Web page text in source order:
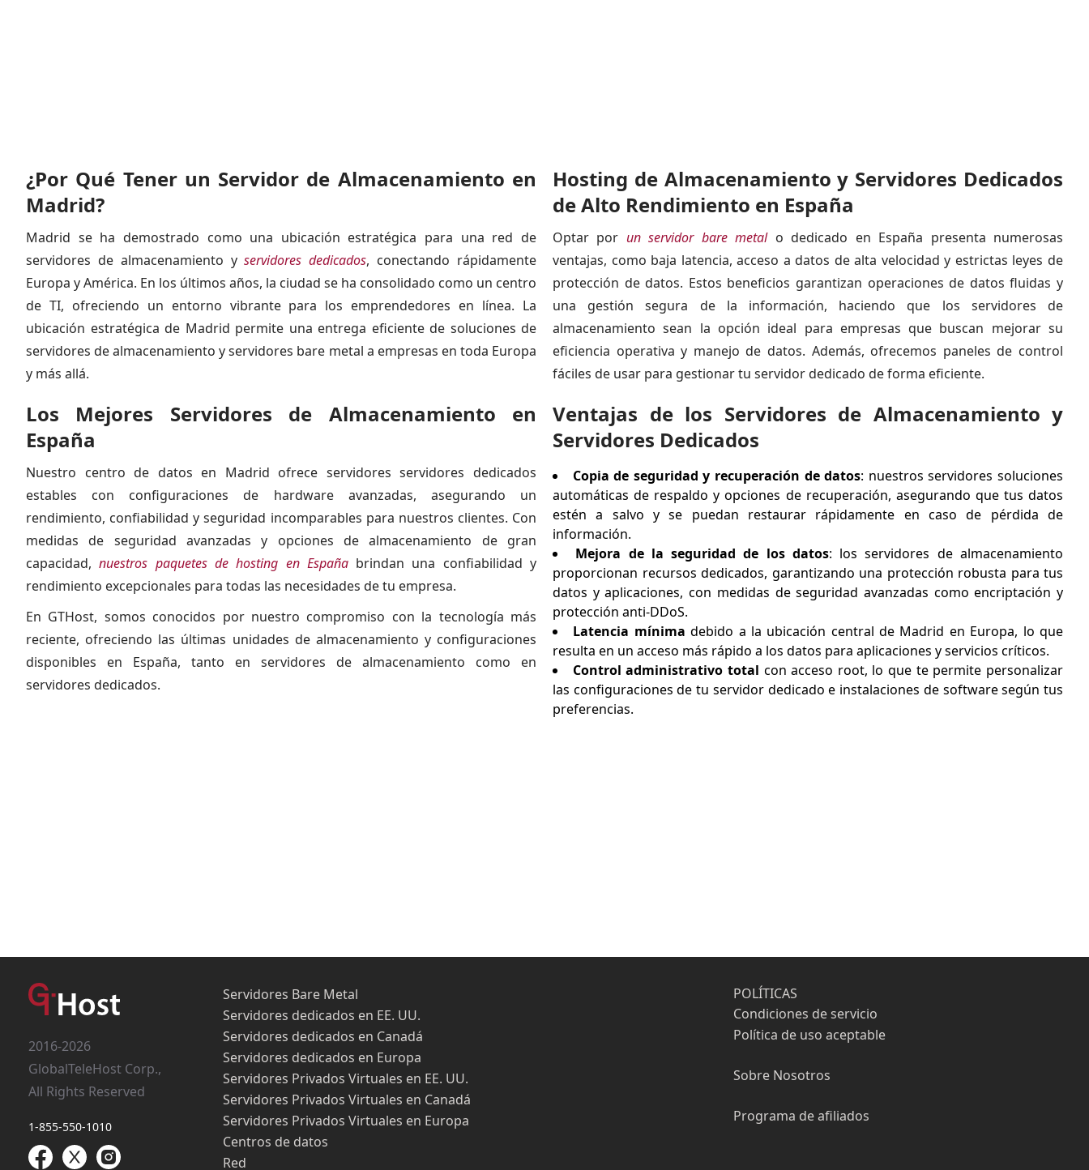
¿Por Qué Tener un Servidor de Almacenamiento en
Madrid?
Madrid se ha demostrado como una ubicación estratégica para una red de
servidores de almacenamiento yservidores dedicados, conectando rápidamente
Europa y América. En los últimos años, la ciudad se ha consolidado como un centro
de TI, ofreciendo un entorno vibrante para los emprendedores en línea. La
ubicación estratégica de Madrid permite una entrega eficiente de soluciones de
servidores de almacenamiento y servidores bare metal a empresas en toda Europa
y más allá.
Los Mejores Servidores de Almacenamiento en
España
Nuestro centro de datos en Madrid ofrece servidores servidores dedicados
estables con configuraciones de hardware avanzadas, asegurando un
rendimiento, confiabilidad y seguridad incomparables para nuestros clientes. Con
medidas de seguridad avanzadas y opciones de almacenamiento de gran
capacidad,nuestros paquetes de hosting en Españabrindan una confiabilidad y
rendimiento excepcionales para todas las necesidades de tu empresa.
En GTHost, somos conocidos por nuestro compromiso con la tecnología más
reciente, ofreciendo las últimas unidades de almacenamiento y configuraciones
disponibles en España, tanto en servidores de almacenamiento como en
servidores dedicados.
Hosting de Almacenamiento y Servidores Dedicados
de Alto Rendimiento en España
Optar por un servidor bare metalo dedicado en España presenta numerosas
ventajas, como baja latencia, acceso a datos de alta velocidad y estrictas leyes de
protección de datos. Estos beneficios garantizan operaciones de datos fluidas y
una gestión segura de la información, haciendo que los servidores de
almacenamiento sean la opción ideal para empresas que buscan mejorar su
eficiencia operativa y manejo de datos. Además, ofrecemos paneles de control
fáciles de usar para gestionar tu servidor dedicado de forma eficiente.
Ventajas de los Servidores de Almacenamiento y
Servidores Dedicados
Copia de seguridad y recuperación de datos: nuestros servidores soluciones
automáticas de respaldo y opciones de recuperación, asegurando que tus datos
estén a salvo y se puedan restaurar rápidamente en caso de pérdida de
información.
Mejora de la seguridad de los datos: los servidores de almacenamiento
proporcionan recursos dedicados, garantizando una protección robusta para tus
datos y aplicaciones, con medidas de seguridad avanzadas como encriptación y
protección anti-DDoS.
Latencia mínima debido a la ubicación central de Madrid en Europa, lo que
resulta en un acceso más rápido a los datos para aplicaciones y servicios críticos.
Control administrativo total con acceso root, lo que te permite personalizar
las configuraciones de tu servidor dedicado e instalaciones de software según tus
preferencias.
2016-2026
GlobalTeleHost Corp.,
All Rights Reserved
1-855-550-1010
Servidores Bare Metal
Servidores dedicados en EE. UU.
Servidores dedicados en Canadá
Servidores dedicados en Europa
Servidores Privados Virtuales en EE. UU.
Servidores Privados Virtuales en Canadá
Servidores Privados Virtuales en Europa
Centros de datos
Red
POLÍTICAS
Condiciones de servicio
Política de uso aceptable
Sobre Nosotros
Programa de afiliados